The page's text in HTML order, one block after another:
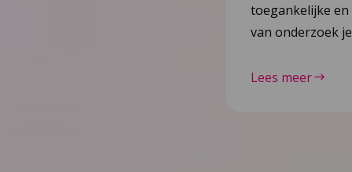
toegankelijke
van onderzoek
Lees meer